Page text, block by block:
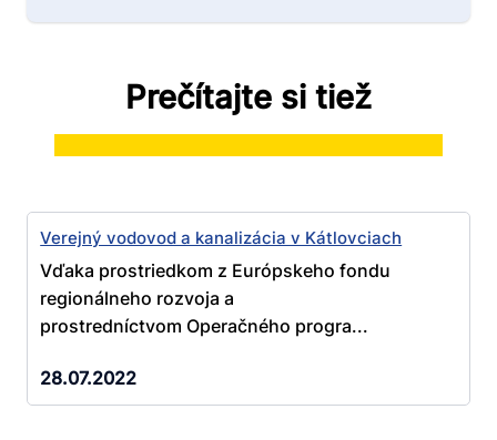
Prečítajte si tiež
Verejný vodovod a kanalizácia v Kátlovciach
Vďaka prostriedkom z Európskeho fondu
regionálneho rozvoja a
prostredníctvom Operačného progra...
28.07.2022